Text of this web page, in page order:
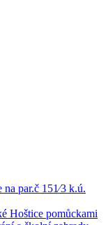
par.č 151⁄3 k.ú.
Hoštice pomůckami